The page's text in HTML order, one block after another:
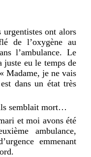
ont alors
de l’oxygène au
l’ambulance. Le
juste eu le temps de
Madame, je ne vais
dans un état très
semblait mort…
et moi avons été
ambulance,
emmenant